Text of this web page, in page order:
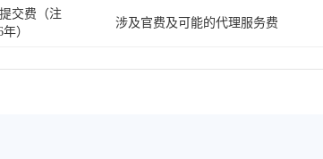
交费（注
）
涉及官费及可能的代理服务费